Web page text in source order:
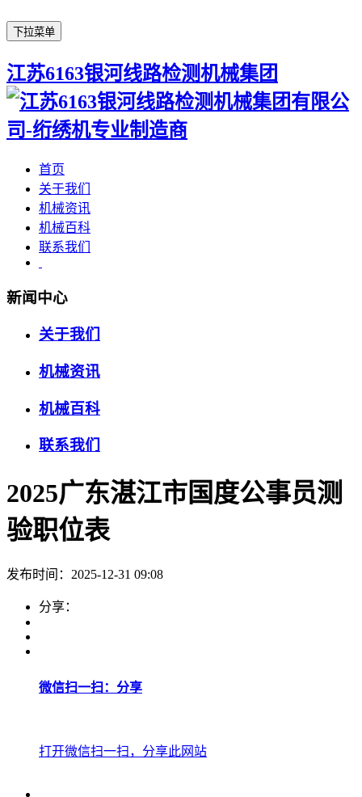
下拉菜单
江苏6163银河线路检测机械集团
首页
关于我们
机械资讯
机械百科
联系我们
新闻中心
关于我们
机械资讯
机械百科
联系我们
2025广东湛江市国度公事员测
验职位表
发布时间：2025-12-31 09:08
分享：
微信扫一扫：分享
打开微信扫一扫，分享此网站